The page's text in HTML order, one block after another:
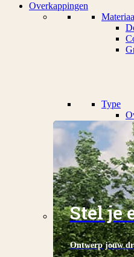
Overkappingen
Type
Stel je
Ontwerp jouw